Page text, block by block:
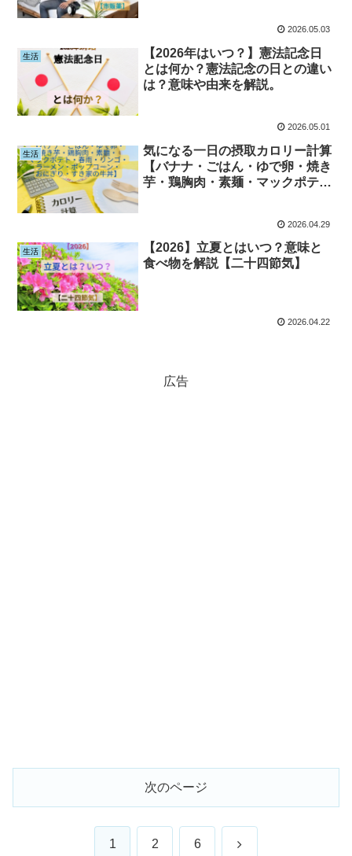
2026.05.03
生活
【2026年はいつ？】憲法記念日
とは何か？憲法記念の日との違い
は？意味や由来を解説。
2026.05.01
生活
気になる一日の摂取カロリー計算
【バナナ・ごはん・ゆで卵・焼き
芋・鶏胸肉・素麺・マックポテ
2026.04.29
生活
【2026】立夏とはいつ？意味と
食べ物を解説【二十四節気】
2026.04.22
広告
次のページ
1 2 6 次